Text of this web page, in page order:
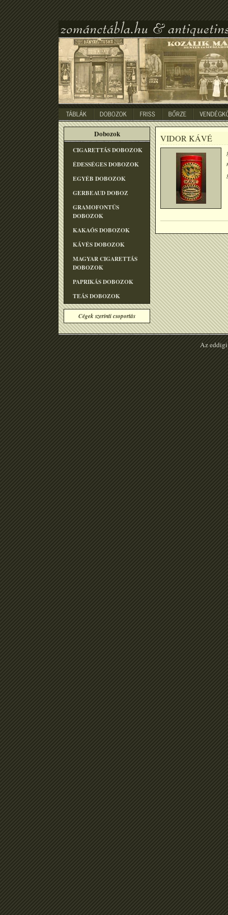
Dobozok
CIGARETTÁS DOBOZOK
ÉDESSÉGES DOBOZOK
EGYÉB DOBOZOK
GERBEAUD DOBOZ
GRAMOFONTÛS
DOBOZOK
KAKAÓS DOBOZOK
KÁVÉS DOBOZOK
MAGYAR CIGARETTÁS
DOBOZOK
PAPRIKÁS DOBOZOK
TEÁS DOBOZOK
Cégek szerinti csoportás
VIDOR KÁVÉ
Az